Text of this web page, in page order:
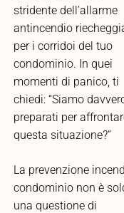
stridente dell’allarme
antincendio
per i corridoi del tuo
condominio. In quei
momenti di panico, ti
chiedi: “Siamo
preparati per
questa situazione?”
La prevenzione
condominio non è
una questione di